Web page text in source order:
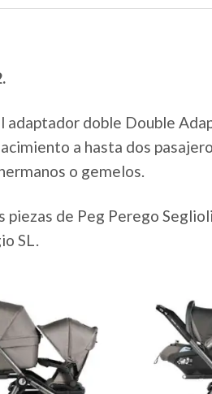
adaptador doble Double
a hasta dos
o gemelos.
piezas de Peg Perego
SL.